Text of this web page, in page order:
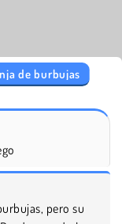
de burbujas
pero su